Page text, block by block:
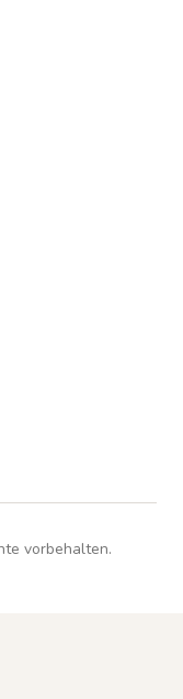
vorbehalten.